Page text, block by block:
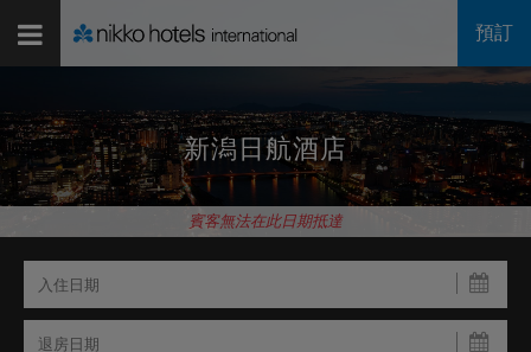
預訂
新潟日航酒店
賓客無法在此日期抵達